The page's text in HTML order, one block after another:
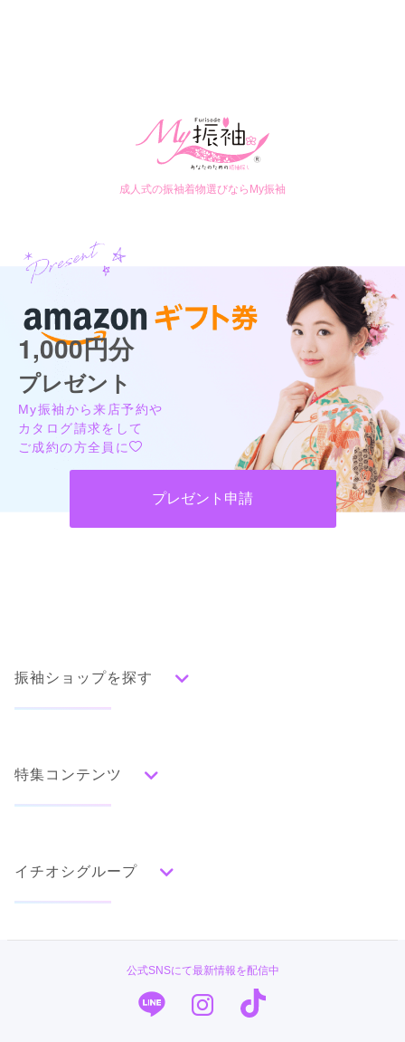
成人式の振袖着物選びならMy振袖
1,000円分
プレゼント
My振袖から来店予約や
カタログ請求をして
ご成約の方全員に
プレゼント申請
振袖ショップを探す
みんなの振袖ランキングトップ
色別ランキング
グレー
白
エレガント キュート クール
口コミから探す
特集コンテンツ
ママ振特集
個性的振袖コーディネート特集
成人式レポート
振袖ブランド特集
イチオシグループ
公式SNSにて最新情報を配信中